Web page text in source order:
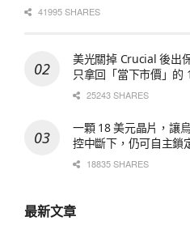
41995 SHARES
美光關掉 Crucial 後出
只拿回「當下市價」的
25243 SHARES
一顆 18 美元晶片，讓
控中斷下，仍可自主鎖
18835 SHARES
最新文章